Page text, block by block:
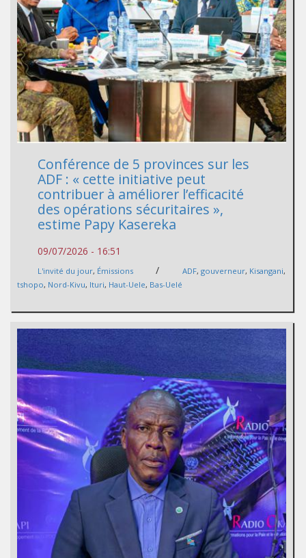
Conférence de 5 provinces sur les
ADF : « cette initiative peut
contribuer à améliorer l’efficacité
des opérations sécuritaires »,
estime Papy Kasereka
09/07/2026 - 16:51
L'invité du jour, Émissions / ADF, gouverneur, Kisangani,
tshopo, Nord-Kivu, Ituri, Haut-Uele, Bas-Uelé